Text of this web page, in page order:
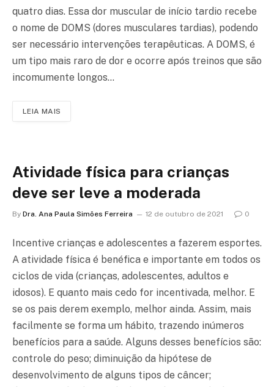
quatro dias. Essa dor muscular de início tardio recebe
o nome de DOMS (dores musculares tardias), podendo
ser necessário intervenções terapêuticas. A DOMS, é
um tipo mais raro de dor e ocorre após treinos que são
incomumente longos…
LEIA MAIS
Atividade física para crianças
deve ser leve a moderada
By Dra. Ana Paula Simões Ferreira 12 de outubro de 2021 0
Incentive crianças e adolescentes a fazerem esportes.
A atividade física é benéfica e importante em todos os
ciclos de vida (crianças, adolescentes, adultos e
idosos). E quanto mais cedo for incentivada, melhor. E
se os pais derem exemplo, melhor ainda. Assim, mais
facilmente se forma um hábito, trazendo inúmeros
benefícios para a saúde. Alguns desses benefícios são:
controle do peso; diminuição da hipótese de
desenvolvimento de alguns tipos de câncer;